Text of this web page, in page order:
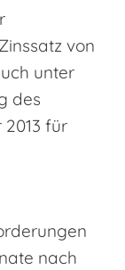
von
unter
des
für
nach